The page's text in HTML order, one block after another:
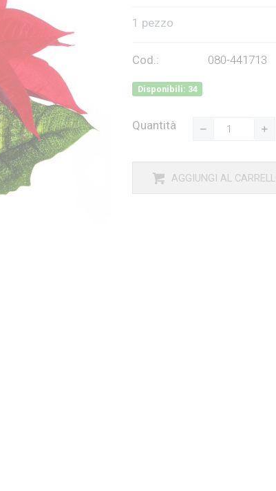
1 pezzo
Cod.: 080-441713
Disponibili: 34
Quantità
AGGIUNGI AL